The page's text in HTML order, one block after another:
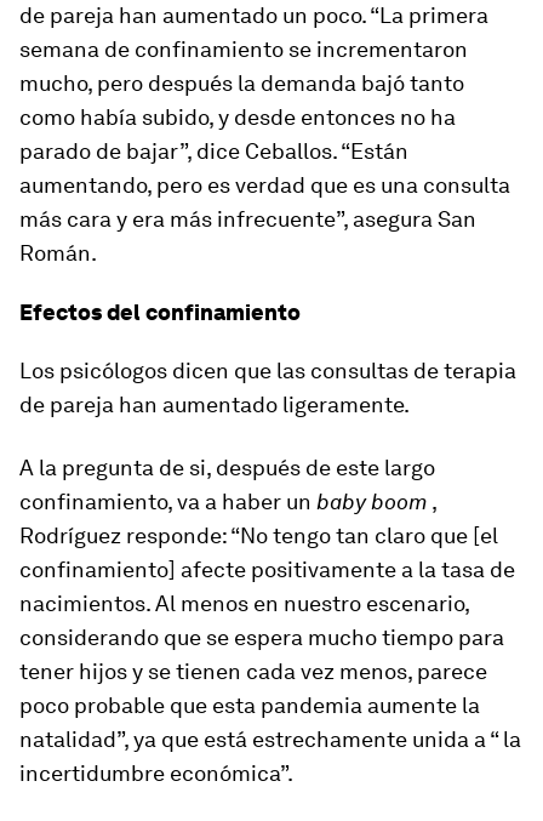
de pareja han aumentado un poco. “La primera
semana de confinamiento se incrementaron
mucho, pero después la demanda bajó tanto
como había subido, y desde entonces no ha
parado de bajar”, dice Ceballos. “Están
aumentando, pero es verdad que es una consulta
más cara y era más infrecuente”, asegura San
Román.
Efectos del confinamiento
Los psicólogos dicen que las consultas de terapia
de pareja han aumentado ligeramente.
A la pregunta de si, después de este largo
confinamiento, va a haber un baby boom ,
Rodríguez responde: “No tengo tan claro que [el
confinamiento] afecte positivamente a la tasa de
nacimientos. Al menos en nuestro escenario,
considerando que se espera mucho tiempo para
tener hijos y se tienen cada vez menos, parece
poco probable que esta pandemia aumente la
natalidad”, ya que está estrechamente unida a “ la
incertidumbre económica”.